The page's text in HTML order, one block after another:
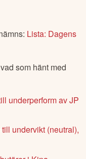
Lista: Dagens
som hänt med
underperform av JP
undervikt (neutral),